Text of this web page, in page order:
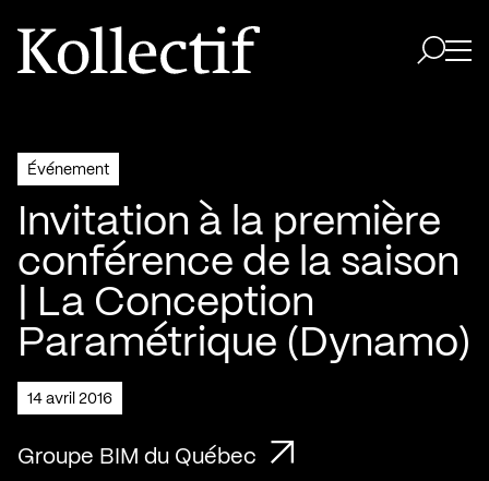
Aller à la page d'accueil
Logo Kollectif
Événement
Invitation à la première
conférence de la saison
| La Conception
Paramétrique (Dynamo)
14 avril 2016
Groupe BIM du Québec